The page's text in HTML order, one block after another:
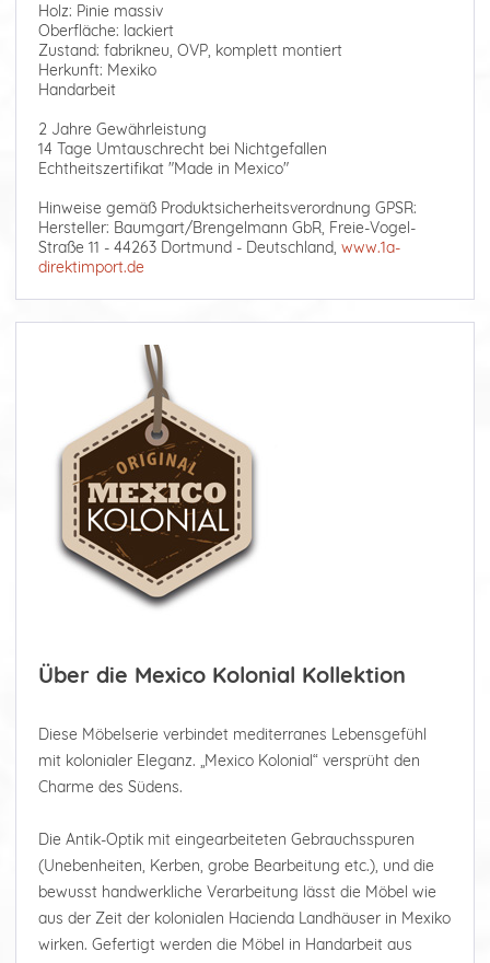
Holz: Pinie massiv
Oberfläche: lackiert
Zustand: fabrikneu, OVP, komplett montiert
Herkunft: Mexiko
Handarbeit
2 Jahre Gewährleistung
14 Tage Umtauschrecht bei Nichtgefallen
Echtheitszertifikat "Made in Mexico"
Hinweise gemäß Produktsicherheitsverordnung GPSR:
Hersteller: Baumgart/Brengelmann GbR, Freie-Vogel-
Straße 11 - 44263 Dortmund - Deutschland, www.1a-
direktimport.de
Über die Mexico Kolonial Kollektion
Diese Möbelserie verbindet mediterranes Lebensgefühl
mit kolonialer Eleganz. „Mexico Kolonial“ versprüht den
Charme des Südens.
Die Antik-Optik mit eingearbeiteten Gebrauchsspuren
(Unebenheiten, Kerben, grobe Bearbeitung etc.), und die
bewusst handwerkliche Verarbeitung lässt die Möbel wie
aus der Zeit der kolonialen Hacienda Landhäuser in Mexiko
wirken. Gefertigt werden die Möbel in Handarbeit aus